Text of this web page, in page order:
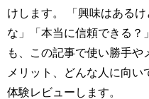
けします。 「興味はある
な」「本当に信頼できる？
も、この記事で使い勝手や
メリット、どんな人に向い
体験レビューします。